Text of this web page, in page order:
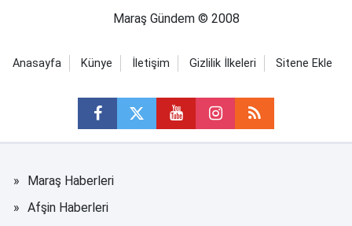
Maraş Gündem © 2008
Anasayfa Künye İletişim Gizlilik İlkeleri Sitene Ekle
Maraş Haberleri
Afşin Haberleri